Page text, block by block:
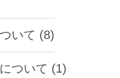
いて (8)
ついて (1)